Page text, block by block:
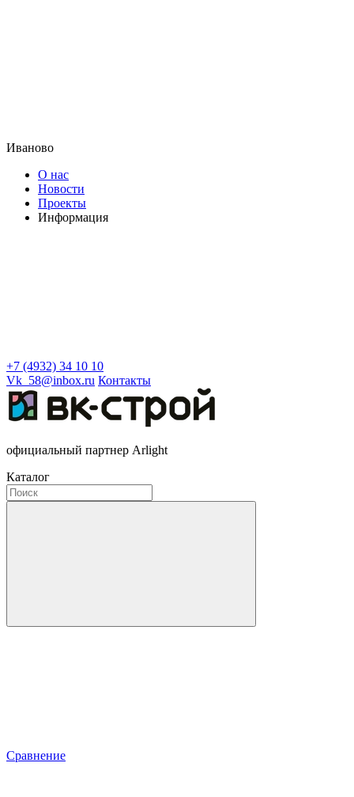
Иваново
О нас
Новости
Проекты
Информация
+7 (4932) 34 10 10
Vk_58@inbox.ru Контакты
официальный партнер Arlight
Каталог
Сравнение